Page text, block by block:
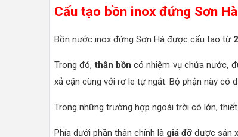
Cấu tạo bồn inox đứng Sơn Hà
Bồn nước inox đứng Sơn Hà được cấu tạo từ
Trong đó,thân bồn có nhiệm vụ chứa nước,
xả cặn cùng với rơ le tự ngắt. Bộ phận này có
Trong những trường hợp ngoài trời có lớn,
Phía dưới phần thân chính là giá đỡ được sản